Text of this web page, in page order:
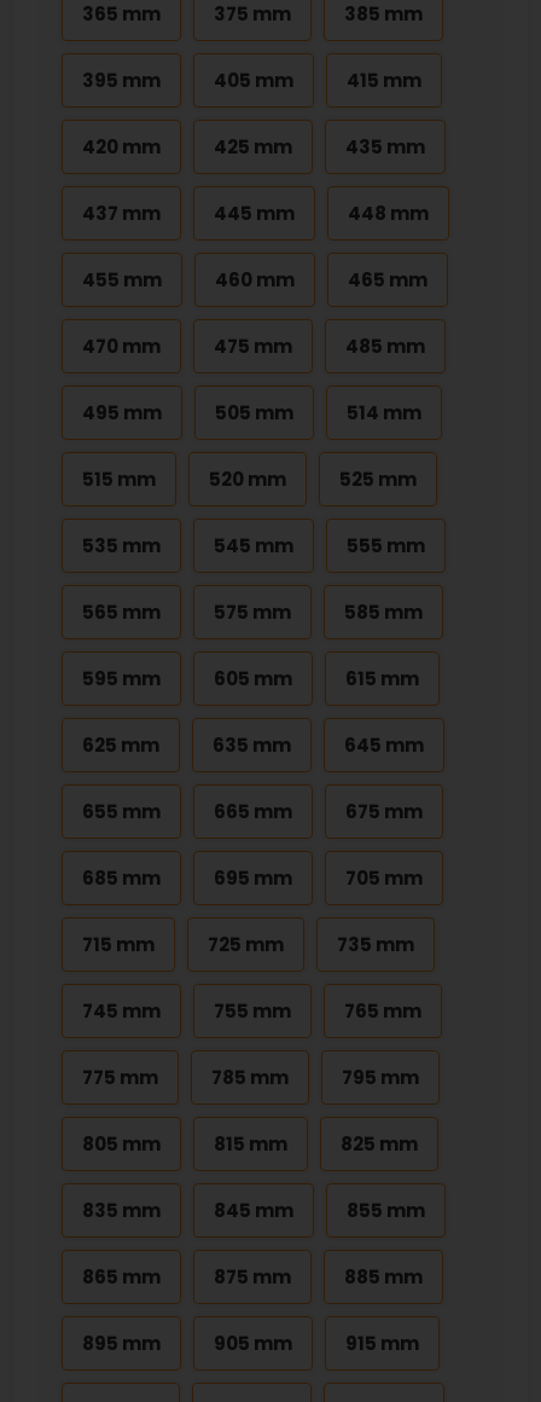
365 mm 375 mm 385 mm
395 mm 405 mm 415 mm
420 mm 425 mm 435 mm
437 mm 445 mm 448 mm
455 mm 460 mm 465 mm
470 mm 475 mm 485 mm
495 mm 505 mm 514 mm
515 mm 520 mm 525 mm
535 mm 545 mm 555 mm
565 mm 575 mm 585 mm
595 mm 605 mm 615 mm
625 mm 635 mm 645 mm
655 mm 665 mm 675 mm
685 mm 695 mm 705 mm
715 mm 725 mm 735 mm
745 mm 755 mm 765 mm
775 mm 785 mm 795 mm
805 mm 815 mm 825 mm
835 mm 845 mm 855 mm
865 mm 875 mm 885 mm
895 mm 905 mm 915 mm